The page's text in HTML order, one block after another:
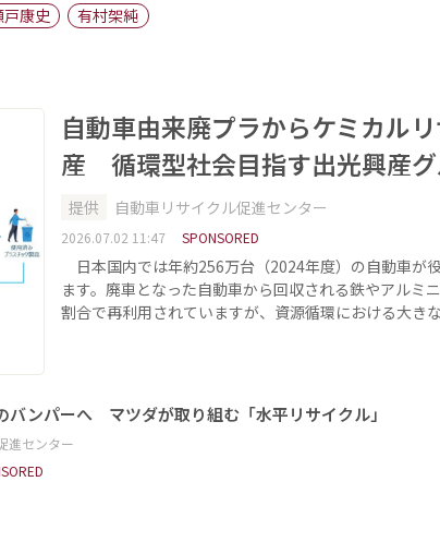
キーパーソン
戸康史
有村架純
自動車由来廃プラからケミカル
産 循環型社会目指す出光興産
提供 自動車リサイクル促進センター
2026.07.02 11:47 SPONSORED
日本国内では年約256万台（2024年度）の自動車が
ます。廃車となった自動車から回収される鉄やアルミ
割合で再利用されていますが、資源循環における大き
バンパーへ マツダが取り組む「水平リサイクル」
進センター